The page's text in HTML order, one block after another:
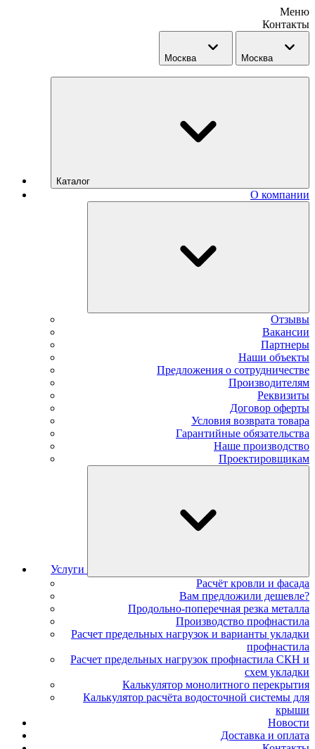
Меню
Контакты
Москва Москва
Каталог
О компании
Отзывы
Вакансии
Партнеры
Наши объекты
Предложения о сотрудничестве
Производителям
Реквизиты
Договор оферты
Условия возврата товара
Гарантийные обязательства
Наше производство
Проектировщикам
Услуги
Расчёт кровли и фасада
Вам предложили дешевле?
Продольно-поперечная резка металла
Производство профнастила
Расчет предельных нагрузок и варианты укладки
профнастила
Расчет предельных нагрузок профнастила СКН и
схем укладки
Калькулятор монолитного перекрытия
Калькулятор расчёта водосточной системы для
крыши
Новости
Доставка и оплата